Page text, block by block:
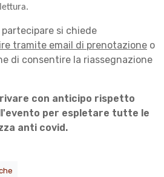
si chiede
tramite email di prenotazione o
di consentire la riassegnazione
con anticipo rispetto
per espletare tutte le
anti covid.